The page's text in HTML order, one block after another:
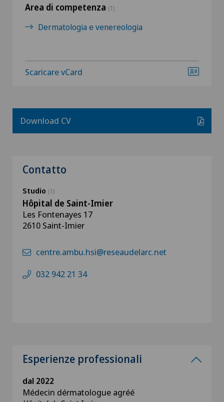
Area di competenza (1)
Dermatologia e venereologia
Scaricare vCard
Download CV
Contatto
Studio (1)
Hôpital de Saint-Imier
Les Fontenayes 17
2610 Saint-Imier
centre.ambu.hsi@reseaudelarc.net
032 942 21 34
Esperienze professionali
dal 2022
Médecin dérmatologue agréé